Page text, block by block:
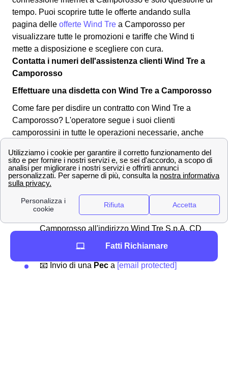
tempo. Puoi scoprire tutte le offerte andando sulla
pagina delle offerte Wind Tre a Camporosso per
visualizzare tutte le promozioni e tariffe che Wind ti
mette a disposizione e scegliere con cura.
Contatta i numeri dell'assistenza clienti Wind Tre a
Camporosso
Effettuare una disdetta con Wind Tre a Camporosso
Come fare per disdire un contratto con Wind Tre a
Camporosso? L'operatore segue i suoi clienti
camporossini in tutte le operazioni necessarie, anche
effettuare una disdetta in qualsiasi momento,
l'importante è inviare una comunicazione per tempo
all'operatore a Camporosso.
Ecco qua sotto alcuni dei
✉Invio di unaraccomandatada
Camporosso all'indirizzo Wind Tre S.p.A. CD
MILANO RECAPITO BAGGIO Casella
📧 Invio di una Pec a [email protected]
Fatti Richiamare